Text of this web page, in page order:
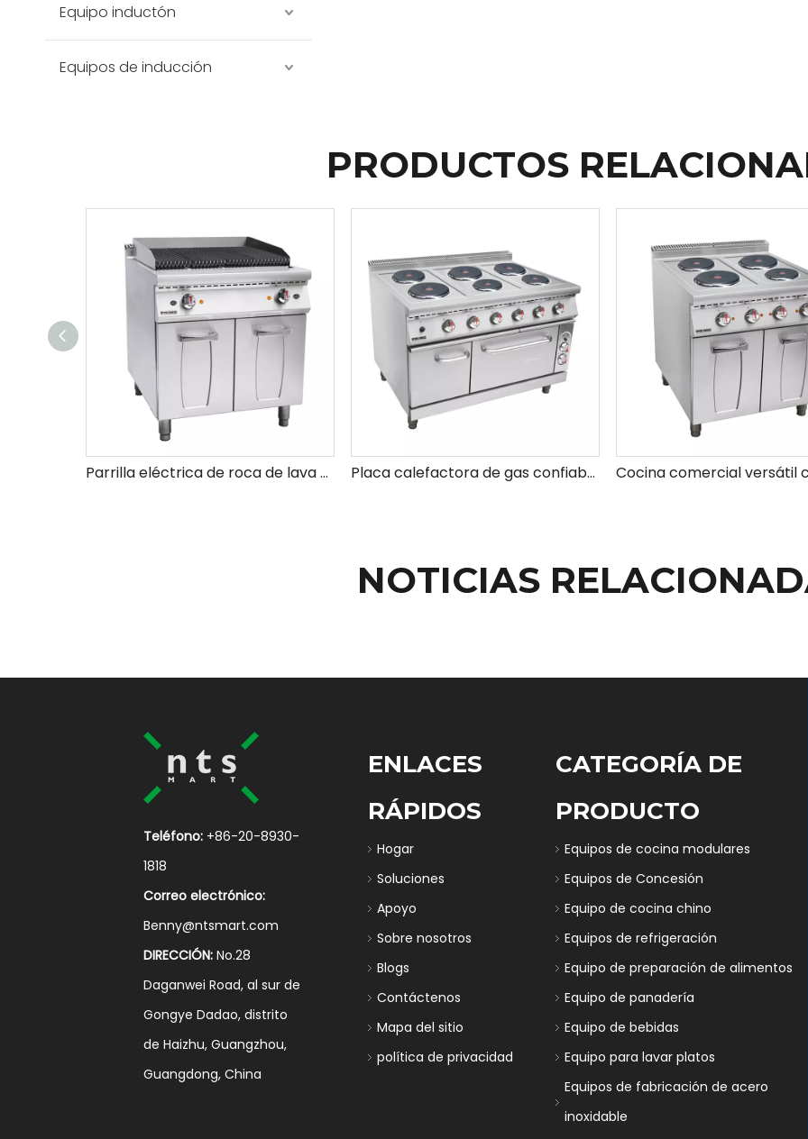
Equipo inductón
Equipos de inducción
PRODUCTOS
Parrilla eléctrica de roca de lava con gabinete Placa calefactora de gas confiable con ajustes de calor ajustables para una cocción versátil
NOTICIAS
Teléfono: +86-20-8930-
1818
Correo electrónico:
Benny@ntsmart.com
DIRECCIÓN: No.28
Daganwei Road, al sur de
Gongye Dadao, distrito
de Haizhu, Guangzhou,
Guangdong, China
ENLACES
RÁPIDOS
Hogar
Soluciones
Apoyo
Sobre nosotros
Blogs
Contáctenos
Mapa del sitio
política de privacidad
CATEGORÍA DE
PRODUCTO
Equipos de cocina modulares
Equipos de Concesión
Equipo de cocina chino
Equipos de refrigeración
Equipo de preparación de alimentos
Equipo de panadería
Equipo de bebidas
Equipo para lavar platos
Equipos de fabricación de acero
inoxidable